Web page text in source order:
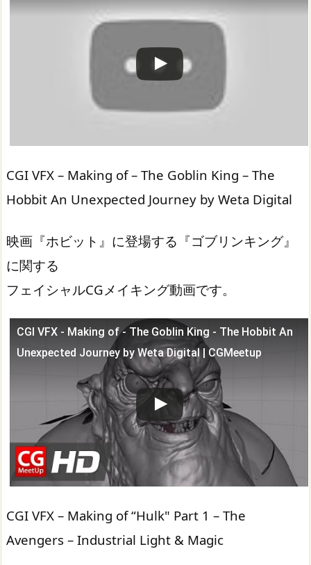
この動画を YouTube で視聴
CGI VFX – Making of – The Goblin King – The
Hobbit An Unexpected Journey by Weta Digital
映画『ホビット』に登場する『ゴブリンキング』
に関する
フェイシャルCGメイキング動画です。
CGI VFX - Making of - The Goblin King - The Hobbit An
Unexpected Journey by Weta Digital | CGMeetup
この動画を YouTube で視聴
CGI VFX – Making of “Hulk" Part 1 – The
Avengers – Industrial Light & Magic